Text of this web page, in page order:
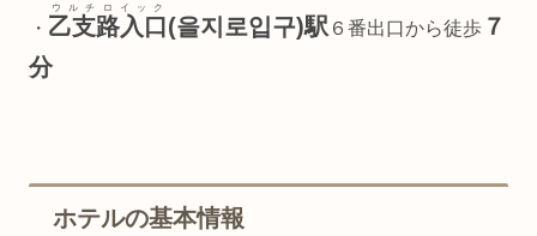
・ 乙支路入口
ウルチロイック
(을지로입구)駅 ６番出口から徒歩 ７
分
ホテルの基本情報